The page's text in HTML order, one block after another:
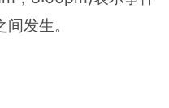
发生。